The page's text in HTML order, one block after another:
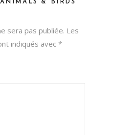
& BIRDS
sera pas publiée. Les
indiqués avec *